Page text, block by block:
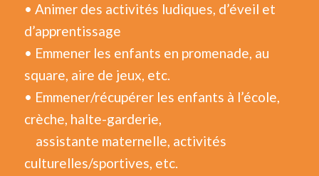
• Animer des activités ludiques, d’éveil et
d’apprentissage
• Emmener les enfants en promenade, au
square, aire de jeux, etc.
• Emmener/récupérer les enfants à l’école,
crèche, halte-garderie,
assistante maternelle, activités
culturelles/sportives, etc.